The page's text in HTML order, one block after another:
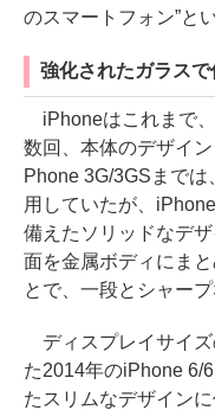
のスマートフォン”と
強化されたガラス
iPhoneはこれまで、
数回、本体のデザイ
Phone 3G/3GSまで
用していたが、
備えたソリッドなデ
面を金属ボディにま
とで、一段とシャー
ディスプレイサイズ
た2014年のiPhone 6/
たスリムなデザイン